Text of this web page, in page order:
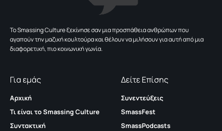
To Smassing Culture ξεκίνησε σαν μια προσπάθεια ανθρώπων που
αγαπούν την μαζική κουλτούρα και θέλουν να μιλήσουν για αυτή από μια
διαφορετική, πιο κοινωνική γωνία.
Για εμάς
Αρχική
Τι είναι το Smassing Culture
Συντακτική
Δείτε Επίσης
Συνεντεύξεις
SmassFest
SmassPodcasts